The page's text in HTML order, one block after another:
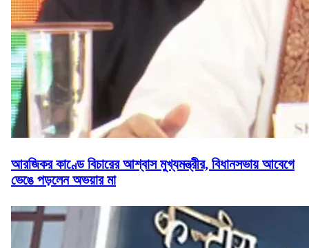
আরজিকর কাণ্ডে বিচারের আশ্বাস মুখ্যমন্ত্রীর, বিধানসভায় আবেগে
ভেঙে পড়লেন অভয়ার মা